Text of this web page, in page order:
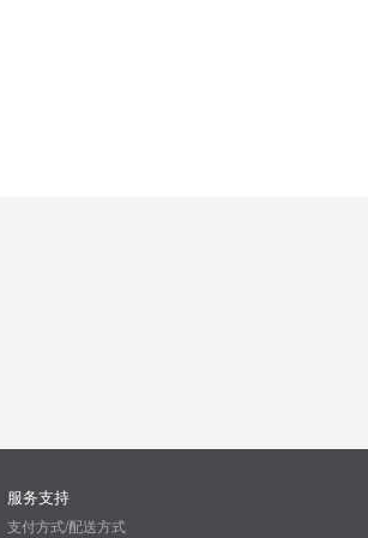
服务支持
支付方式/配送方式